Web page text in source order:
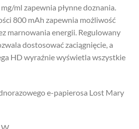
ml zapewnia płynne doznania.
800 mAh zapewnia możliwość
marnowania energii. Regulowany
dostosować zaciągnięcie, a
HD wyraźnie wyświetla wszystkie
e-papierosa Lost Mary